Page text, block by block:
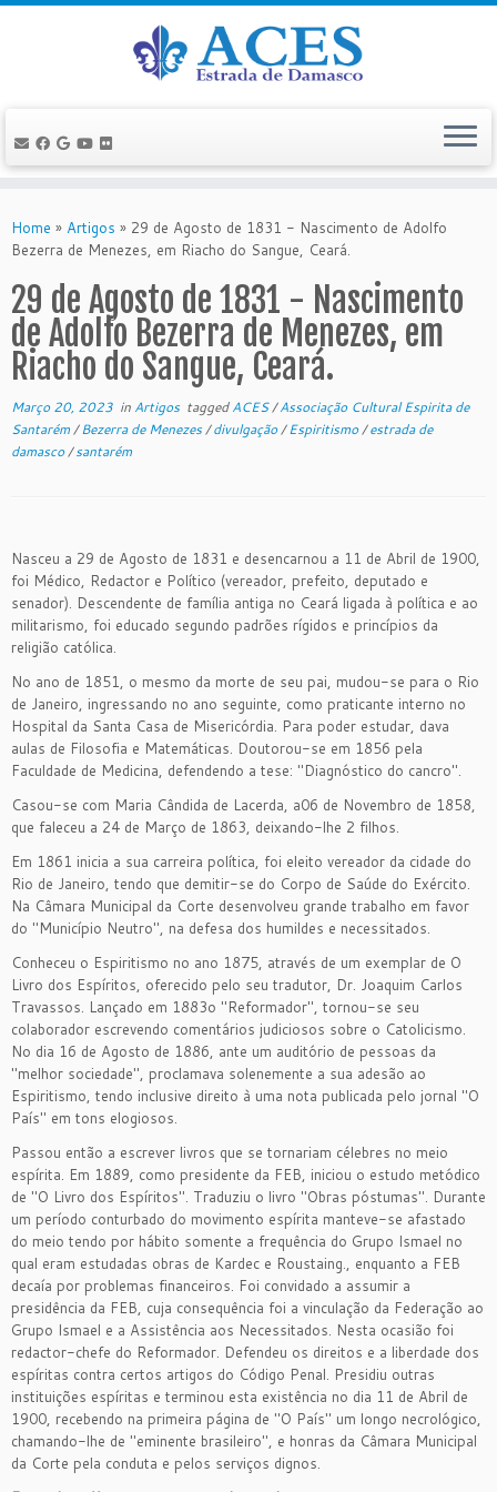
to
content
Home » Artigos » 29 de Agosto de 1831 - Nascimento de Adolfo
Bezerra de Menezes, em Riacho do Sangue, Ceará.
29 de Agosto de 1831 - Nascimento
de Adolfo Bezerra de Menezes, em
Riacho do Sangue, Ceará.
Março 20, 2023 in Artigos taggedACES/Associação Cultural Espirita de
Santarém/Bezerra de Menezes/divulgação/Espiritismo/estrada de
damasco/santarém
Nasceu a 29 de Agosto de 1831 e desencarnou a 11 de Abril de 1900,
foi Médico, Redactor e Político (vereador, prefeito, deputado e
senador). Descendente de família antiga no Ceará ligada à política e ao
militarismo, foi educado segundo padrões rígidos e princípios da
religião católica.
No ano de 1851, o mesmo da morte de seu pai, mudou-se para o Rio
de Janeiro, ingressando no ano seguinte, como praticante interno no
Hospital da Santa Casa de Misericórdia. Para poder estudar, dava
aulas de Filosofia e Matemáticas. Doutorou-se em 1856 pela
Faculdade de Medicina, defendendo a tese: "Diagnóstico do cancro".
Casou-se com Maria Cândida de Lacerda, a06 de Novembro de 1858,
que faleceu a 24 de Março de 1863, deixando-lhe 2 filhos.
Em 1861 inicia a sua carreira política, foi eleito vereador da cidade do
Rio de Janeiro, tendo que demitir-se do Corpo de Saúde do Exército.
Na Câmara Municipal da Corte desenvolveu grande trabalho em favor
do "Município Neutro", na defesa dos humildes e necessitados.
Conheceu o Espiritismo no ano 1875, através de um exemplar de O
Livro dos Espíritos, oferecido pelo seu tradutor, Dr. Joaquim Carlos
Travassos. Lançado em 1883o "Reformador", tornou-se seu
colaborador escrevendo comentários judiciosos sobre o Catolicismo.
No dia 16 de Agosto de 1886, ante um auditório de pessoas da
"melhor sociedade", proclamava solenemente a sua adesão ao
Espiritismo, tendo inclusive direito à uma nota publicada pelo jornal "O
País" em tons elogiosos.
Passou então a escrever livros que se tornariam célebres no meio
espírita. Em 1889, como presidente da FEB, iniciou o estudo metódico
de "O Livro dos Espíritos". Traduziu o livro "Obras póstumas". Durante
um período conturbado do movimento espírita manteve-se afastado
do meio tendo por hábito somente a frequência do Grupo Ismael no
qual eram estudadas obras de Kardec e Roustaing., enquanto a FEB
decaía por problemas financeiros. Foi convidado a assumir a
presidência da FEB, cuja consequência foi a vinculação da Federação ao
Grupo Ismael e a Assistência aos Necessitados. Nesta ocasião foi
redactor-chefe do Reformador. Defendeu os direitos e a liberdade dos
espíritas contra certos artigos do Código Penal. Presidiu outras
instituições espíritas e terminou esta existência no dia 11 de Abril de
1900, recebendo na primeira página de "O País" um longo necrológico,
chamando-lhe de "eminente brasileiro", e honras da Câmara Municipal
da Corte pela conduta e pelos serviços dignos.